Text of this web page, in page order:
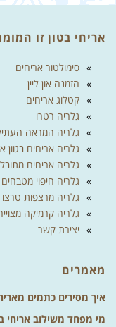
אריחי בטון זו
סימולטור אריחים
הזמנה און ליין
קטלוג אריחים
גלריה רטרו
גלריה המראה
גלריה אריחים בגוון
גלריה אריחים
גלריה חיפוי מטבחים
גלריה מרצפות
גלריה קרמיקה
יצירת קשר
מאמרים
איך מסירים כתמים
מי מפחד משילוב אריחי